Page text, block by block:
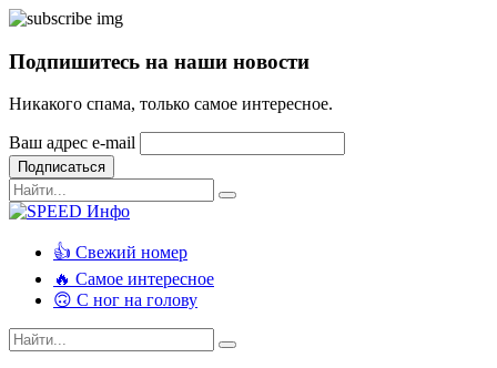
Подпишитесь на наши новости
Никакого спама, только самое интересное.
Ваш адрес e-mail
Подписаться
👍 Свежий номер
🔥 Самое интересное
🙃 С ног на голову